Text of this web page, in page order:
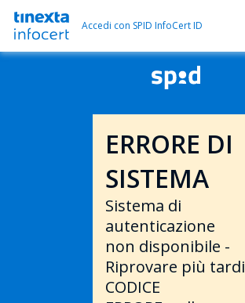
Accedi con SPID InfoCert ID
ERRORE DI
SISTEMA
Sistema di
autenticazione
non disponibile -
Riprovare più tardi
CODICE